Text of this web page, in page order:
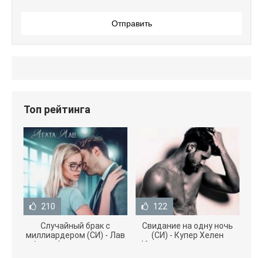
Отправить
Топ рейтинга
210
Случайный брак с
миллиардером (СИ) - Лав
Агата (полная версия
122
Свидание на одну ночь
(СИ) - Купер Хелен
(бесплатные серии книг